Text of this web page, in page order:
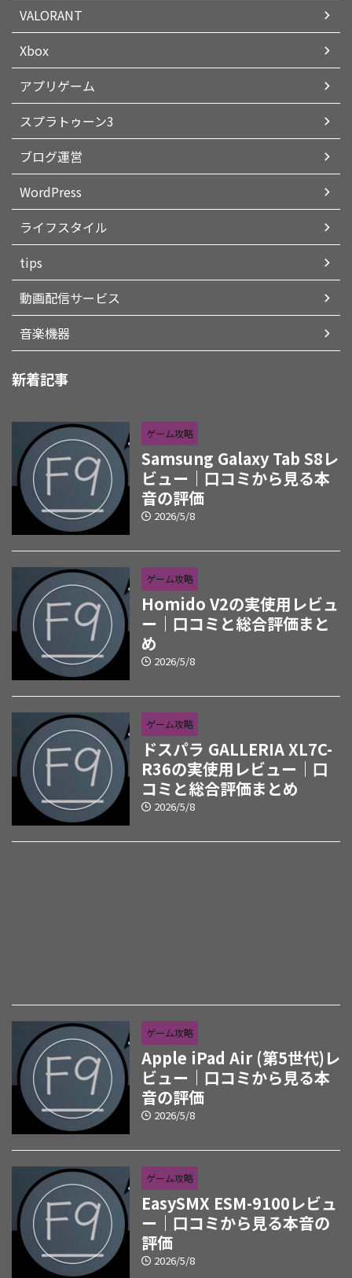
VALORANT
Xbox
アプリゲーム
スプラトゥーン3
ブログ運営
WordPress
ライフスタイル
tips
動画配信サービス
音楽機器
新着記事
ゲーム攻略
Samsung Galaxy Tab S8レ
ビュー｜口コミから見る本
音の評価
2026/5/8
ゲーム攻略
Homido V2の実使用レビュ
ー｜口コミと総合評価まと
め
2026/5/8
ゲーム攻略
ドスパラ GALLERIA XL7C-
R36の実使用レビュー｜口
コミと総合評価まとめ
2026/5/8
ゲーム攻略
Apple iPad Air (第5世代)レ
ビュー｜口コミから見る本
音の評価
2026/5/8
ゲーム攻略
EasySMX ESM-9100レビュ
ー｜口コミから見る本音の
評価
2026/5/8